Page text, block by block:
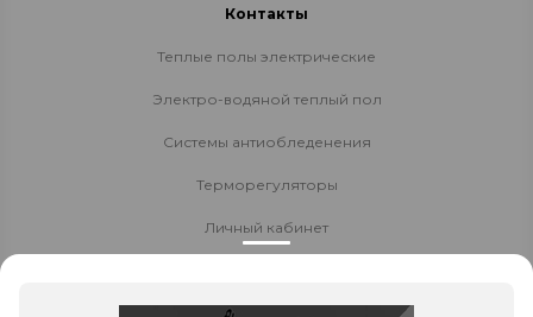
Контакты
Теплые полы электрические
Электро-водяной теплый пол
Системы антиобледенения
Терморегуляторы
Личный кабинет
Стать партнёром